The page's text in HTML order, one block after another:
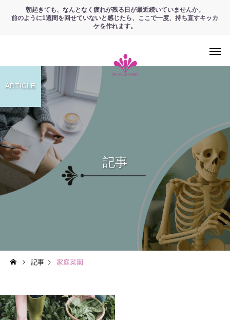
朝起きても、なんとなく疲れが残る日が最近続いていませんか。
前のように1週間を回せていないと感じたら、ここで一度、持ち直すキッカ
ケを作れます。
記事
ARTICLE
記事 家庭菜園